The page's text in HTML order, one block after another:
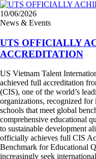
10/06/2026
News & Events
UTS OFFICIALLY
ACCREDITATION
US Vietnam Talent
achieved full accreditation
(CIS), one of the world’s
organizations, recognized for
schools that meet global
comprehensive educational
to sustainable development
officially achieves full CIS
Benchmark for Educational
increasingly seek